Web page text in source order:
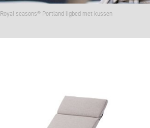
Royal seasons® Portland ligbed met kussen